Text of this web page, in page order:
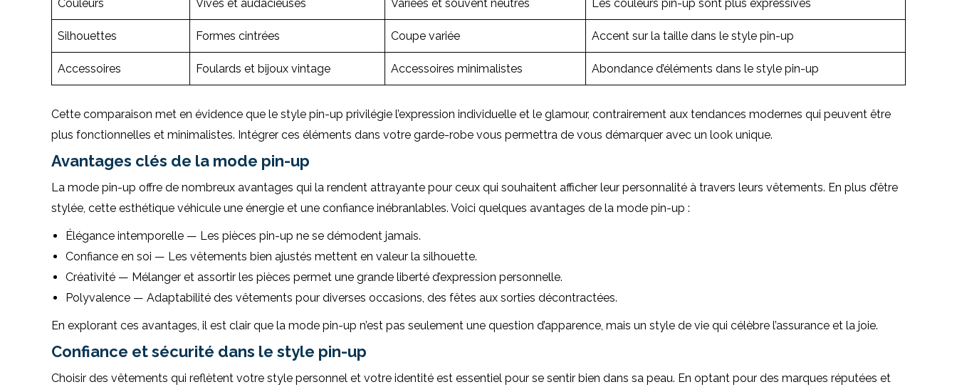
Couleurs Vives et audacieuses Variées et souvent neutres Les couleurs pin-up sont plus expressives
Silhouettes Formes cintrées Coupe variée Accent sur la taille dans le style pin-up
Accessoires Foulards et bijoux vintage Accessoires minimalistes Abondance d’éléments dans le style pin-up
Cette comparaison met en évidence que le style pin-up privilégie l’expression individuelle et le glamour, contrairement aux tendances modernes qui peuvent être
plus fonctionnelles et minimalistes. Intégrer ces éléments dans votre garde-robe vous permettra de vous démarquer avec un look unique.
Avantages clés de la mode pin-up
La mode pin-up offre de nombreux avantages qui la rendent attrayante pour ceux qui souhaitent afficher leur personnalité à travers leurs vêtements. En plus d’être
stylée, cette esthétique véhicule une énergie et une confiance inébranlables. Voici quelques avantages de la mode pin-up :
Élégance intemporelle — Les pièces pin-up ne se démodent jamais.
Confiance en soi — Les vêtements bien ajustés mettent en valeur la silhouette.
Créativité — Mélanger et assortir les pièces permet une grande liberté d’expression personnelle.
Polyvalence — Adaptabilité des vêtements pour diverses occasions, des fêtes aux sorties décontractées.
En explorant ces avantages, il est clair que la mode pin-up n’est pas seulement une question d’apparence, mais un style de vie qui célèbre l’assurance et la joie.
Confiance et sécurité dans le style pin-up
Choisir des vêtements qui reflètent votre style personnel et votre identité est essentiel pour se sentir bien dans sa peau. En optant pour des marques réputées et